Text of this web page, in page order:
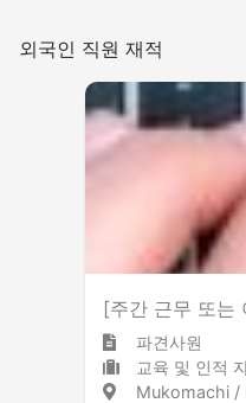
외국인 직원 재적
[주간 근무 또는
파견사원
교육 및 인적 자원 서비
Mukomachi / Kyoto